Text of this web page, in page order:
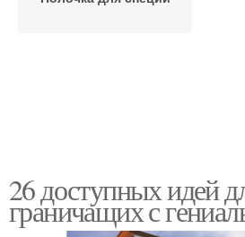
26 доступных идей
граничащих с